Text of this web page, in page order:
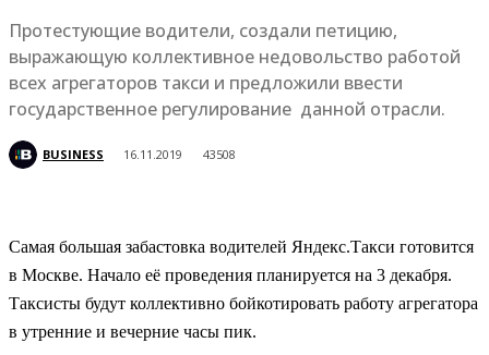
Протестующие водители, создали петицию,
выражающую коллективное недовольство работой
всех агрегаторов такси и предложили ввести
государственное регулирование данной отрасли.
BUSINESS 16.11.2019 43508
Самая большая забастовка водителей Яндекс.Такси готовится
в Москве. Начало её проведения планируется на 3 декабря.
Таксисты будут коллективно бойкотировать работу агрегатора
в утренние и вечерние часы пик.